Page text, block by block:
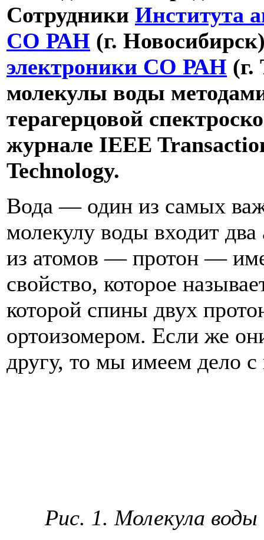
Сотрудники Института
СО РАН (г.
электроники СО РАН (г.
молекулы воды
терагерцовой
журнале IEEE
Technology.
Вода — один из самых
молекулу воды входит
из атомов — протон —
свойство, которое
которой спины двух
ортоизомером. Если же
другу, то мы имеем дело
Рис. 1. Молекула воды